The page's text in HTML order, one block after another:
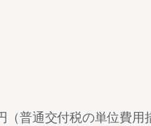
普通交付税の単位費用